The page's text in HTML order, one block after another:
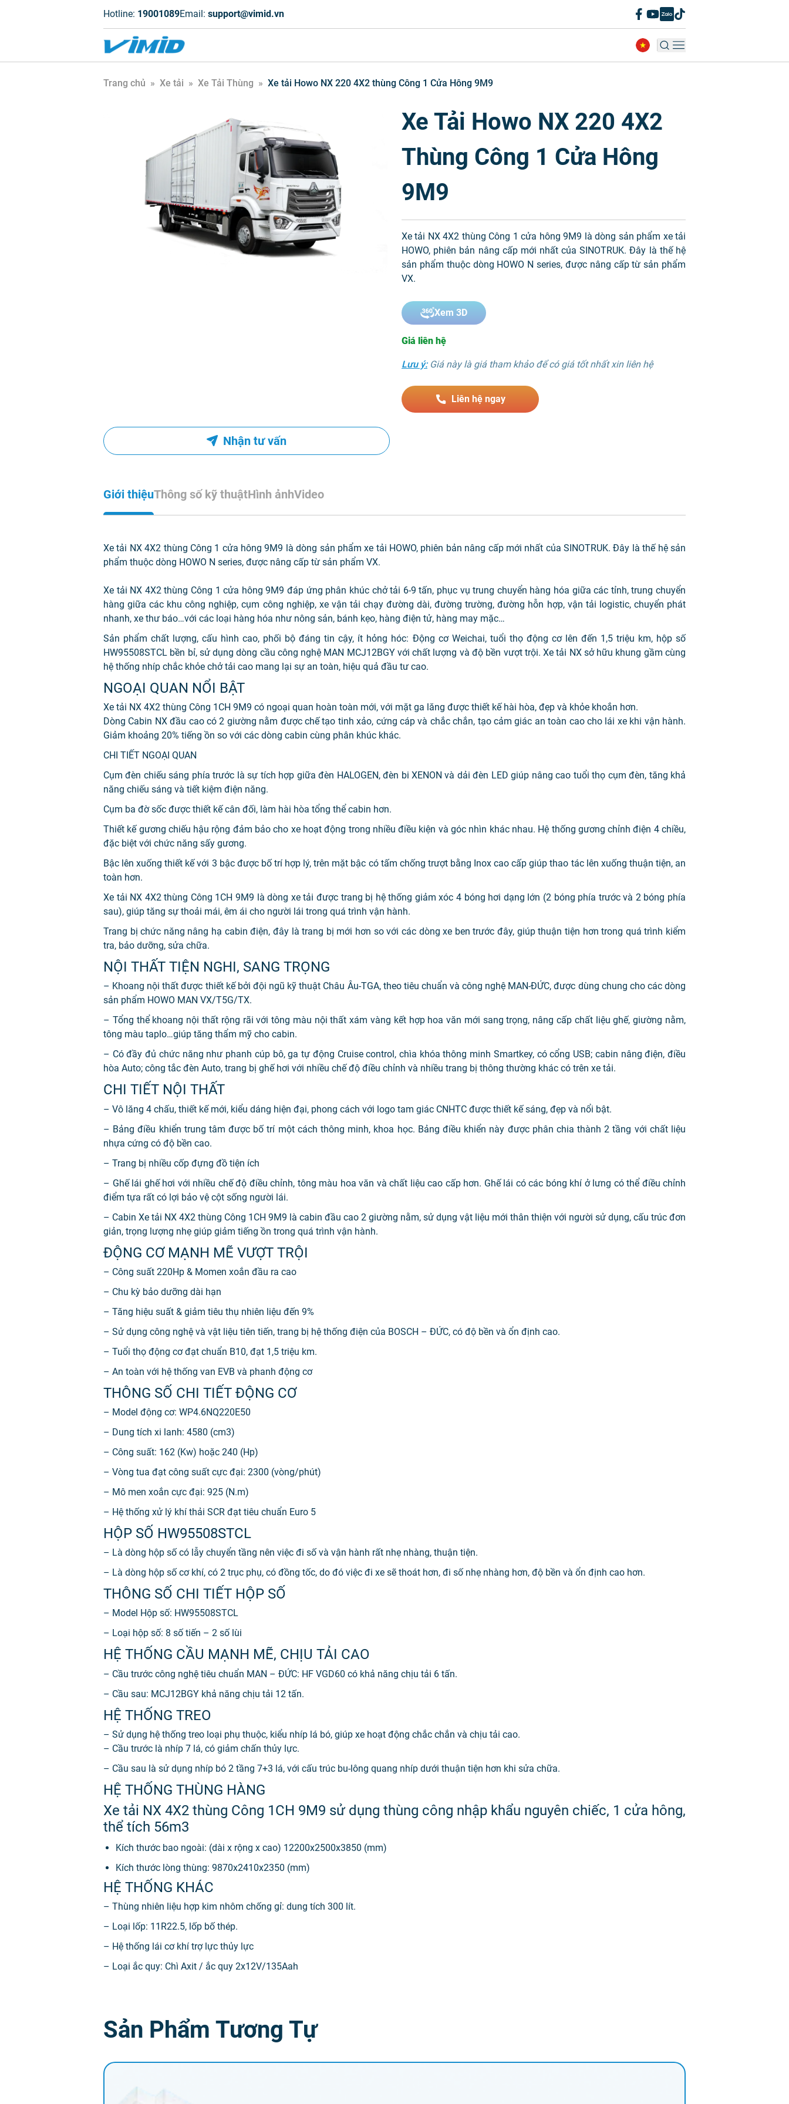
Hotline: 19001089Email: support@vimid.vn
Trang chủ » Xe tải » Xe Tải Thùng » Xe tải Howo NX 220 4X2 thùng Công 1 Cửa Hông 9M9
Xe Tải Howo NX 220 4X2
Thùng Công 1 Cửa Hông
9M9
Xe tải NX 4X2 thùng Công 1 cửa hông 9M9 là dòng sản phẩm xe tải
HOWO, phiên bản nâng cấp mới nhất của SINOTRUK. Đây là thế hệ
sản phẩm thuộc dòng HOWO N series, được nâng cấp từ sản phẩm
VX.
Xem 3D
Giá liên hệ
Lưu ý:Giá này là giá tham khảo để có giá tốt nhất xin liên hệ
Liên hệ ngay
Nhận tư vấn
Giới thiệuThông số kỹ thuậtHình ảnhVideo
Xe tải NX 4X2 thùng Công 1 cửa hông 9M9 là dòng sản phẩm xe tải HOWO, phiên bản nâng cấp mới nhất của SINOTRUK. Đây là thế hệ sản
phẩm thuộc dòng HOWO N series, được nâng cấp từ sản phẩm VX.
Xe tải NX 4X2 thùng Công 1 cửa hông 9M9 đáp ứng phân khúc chở tải 6-9 tấn, phục vụ trung chuyển hàng hóa giữa các tỉnh, trung chuyển
hàng giữa các khu công nghiệp, cụm công nghiệp, xe vận tải chạy đường dài, đường trường, đường hỗn hợp, vận tải logistic, chuyển phát
nhanh, xe thư báo…với các loại hàng hóa như nông sản, bánh kẹo, hàng điện tử, hàng may mặc…
Sản phẩm chất lượng, cấu hình cao, phối bộ đáng tin cậy, ít hỏng hóc: Động cơ Weichai, tuổi thọ động cơ lên đến 1,5 triệu km, hộp số
HW95508STCL bền bỉ, sử dụng dòng cầu công nghệ MAN MCJ12BGY với chất lượng và độ bền vượt trội. Xe tải NX sở hữu khung gầm cùng
hệ thống nhíp chắc khỏe chở tải cao mang lại sự an toàn, hiệu quả đầu tư cao.
NGOẠI QUAN NỔI BẬT
Xe tải NX 4X2 thùng Công 1CH 9M9 có ngoại quan hoàn toàn mới, với mặt ga lăng được thiết kế hài hòa, đẹp và khỏe khoắn hơn.
Dòng Cabin NX đầu cao có 2 giường nằm được chế tạo tinh xảo, cứng cáp và chắc chắn, tạo cảm giác an toàn cao cho lái xe khi vận hành.
Giảm khoảng 20% tiếng ồn so với các dòng cabin cùng phân khúc khác.
CHI TIẾT NGOẠI QUAN
Cụm đèn chiếu sáng phía trước là sự tích hợp giữa đèn HALOGEN, đèn bi XENON và dải đèn LED giúp nâng cao tuổi thọ cụm đèn, tăng khả
năng chiếu sáng và tiết kiệm điện năng.
Cụm ba đờ sốc được thiết kế cân đối, làm hài hòa tổng thể cabin hơn.
Thiết kế gương chiếu hậu rộng đảm bảo cho xe hoạt động trong nhiều điều kiện và góc nhìn khác nhau. Hệ thống gương chỉnh điện 4 chiều,
đặc biệt với chức năng sấy gương.
Bậc lên xuống thiết kế với 3 bậc được bố trí hợp lý, trên mặt bậc có tấm chống trượt bằng Inox cao cấp giúp thao tác lên xuống thuận tiện, an
toàn hơn.
Xe tải NX 4X2 thùng Công 1CH 9M9 là dòng xe tải được trang bị hệ thống giảm xóc 4 bóng hơi dạng lớn (2 bóng phía trước và 2 bóng phía
sau), giúp tăng sự thoải mái, êm ái cho người lái trong quá trình vận hành.
Trang bị chức năng nâng hạ cabin điện, đây là trang bị mới hơn so với các dòng xe ben trước đây, giúp thuận tiện hơn trong quá trình kiểm
tra, bảo dưỡng, sửa chữa.
NỘI THẤT TIỆN NGHI, SANG TRỌNG
– Khoang nội thất được thiết kế bởi đội ngũ kỹ thuật Châu Âu-TGA, theo tiêu chuẩn và công nghệ MAN-ĐỨC, được dùng chung cho các dòng
sản phẩm HOWO MAN VX/T5G/TX.
– Tổng thể khoang nội thất rộng rãi với tông màu nội thất xám vàng kết hợp hoa văn mới sang trọng, nâng cấp chất liệu ghế, giường nằm,
tông màu taplo…giúp tăng thẩm mỹ cho cabin.
– Có đầy đủ chức năng như phanh cúp bô, ga tự động Cruise control, chìa khóa thông minh Smartkey, có cổng USB; cabin nâng điện, điều
hòa Auto; công tắc đèn Auto, trang bị ghế hơi với nhiều chế độ điều chỉnh và nhiều trang bị thông thường khác có trên xe tải.
CHI TIẾT NỘI THẤT
– Vô lăng 4 chấu, thiết kế mới, kiểu dáng hiện đại, phong cách với logo tam giác CNHTC được thiết kế sáng, đẹp và nổi bật.
– Bảng điều khiển trung tâm được bố trí một cách thông minh, khoa học. Bảng điều khiển này được phân chia thành 2 tầng với chất liệu
nhựa cứng có độ bền cao.
– Trang bị nhiều cốp đựng đồ tiện ích
– Ghế lái ghế hơi với nhiều chế độ điều chỉnh, tông màu hoa văn và chất liệu cao cấp hơn. Ghế lái có các bóng khí ở lưng có thể điều chỉnh
điểm tựa rất có lợi bảo vệ cột sống người lái.
– Cabin Xe tải NX 4X2 thùng Công 1CH 9M9 là cabin đầu cao 2 giường nằm, sử dụng vật liệu mới thân thiện với người sử dụng, cấu trúc đơn
giản, trọng lượng nhẹ giúp giảm tiếng ồn trong quá trình vận hành.
ĐỘNG CƠ MẠNH MẼ VƯỢT TRỘI
– Công suất 220Hp & Momen xoắn đầu ra cao
– Chu kỳ bảo dưỡng dài hạn
– Tăng hiệu suất & giảm tiêu thụ nhiên liệu đến 9%
– Sử dụng công nghệ và vật liệu tiên tiến, trang bị hệ thống điện của BOSCH – ĐỨC, có độ bền và ổn định cao.
– Tuổi thọ động cơ đạt chuẩn B10, đạt 1,5 triệu km.
– An toàn với hệ thống van EVB và phanh động cơ
THÔNG SỐ CHI TIẾT ĐỘNG CƠ
– Model động cơ: WP4.6NQ220E50
– Dung tích xi lanh: 4580 (cm3)
– Công suất: 162 (Kw) hoặc 240 (Hp)
– Vòng tua đạt công suất cực đại: 2300 (vòng/phút)
– Mô men xoắn cực đại: 925 (N.m)
– Hệ thống xử lý khí thải SCR đạt tiêu chuẩn Euro 5
HỘP SỐ HW95508STCL
– Là dòng hộp số có lẫy chuyển tầng nên việc đi số và vận hành rất nhẹ nhàng, thuận tiện.
– Là dòng hộp số cơ khí, có 2 trục phụ, có đồng tốc, do đó việc đi xe sẽ thoát hơn, đi số nhẹ nhàng hơn, độ bền và ổn định cao hơn.
THÔNG SỐ CHI TIẾT HỘP SỐ
– Model Hộp số: HW95508STCL
– Loại hộp số: 8 số tiến – 2 số lùi
HỆ THỐNG CẦU MẠNH MẼ, CHỊU TẢI CAO
– Cầu trước công nghệ tiêu chuẩn MAN – ĐỨC: HF VGD60 có khả năng chịu tải 6 tấn.
– Cầu sau: MCJ12BGY khả năng chịu tải 12 tấn.
HỆ THỐNG TREO
– Sử dụng hệ thống treo loại phụ thuộc, kiểu nhíp lá bó, giúp xe hoạt động chắc chắn và chịu tải cao.
– Cầu trước là nhíp 7 lá, có giảm chấn thủy lực.
– Cầu sau là sử dụng nhíp bó 2 tầng 7+3 lá, với cấu trúc bu-lông quang nhíp dưới thuận tiện hơn khi sửa chữa.
HỆ THỐNG THÙNG HÀNG
Xe tải NX 4X2 thùng Công 1CH 9M9 sử dụng thùng công nhập khẩu nguyên chiếc, 1 cửa hông,
thể tích 56m3
Kích thước bao ngoài: (dài x rộng x cao) 12200x2500x3850 (mm)
Kích thước lòng thùng: 9870x2410x2350 (mm)
HỆ THỐNG KHÁC
– Thùng nhiên liệu hợp kim nhôm chống gỉ: dung tích 300 lít.
– Loại lốp: 11R22.5, lốp bố thép.
– Hệ thống lái cơ khí trợ lực thủy lực
– Loại ắc quy: Chì Axit / ắc quy 2x12V/135Aah
Sản Phẩm Tương Tự